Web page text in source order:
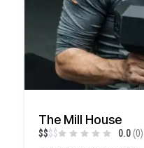
The Mill House
$$$$ 0.0 (0)